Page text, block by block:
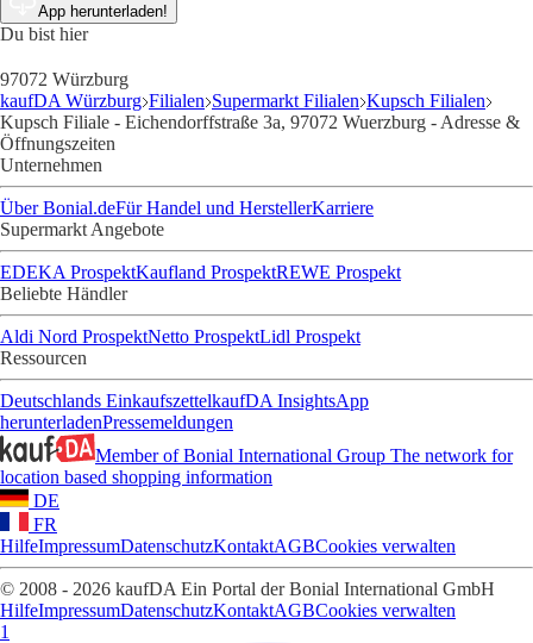
App herunterladen!
Du bist hier
97072 Würzburg
kaufDA Würzburg Filialen Supermarkt Filialen Kupsch Filialen
Kupsch Filiale - Eichendorffstraße 3a, 97072 Wuerzburg - Adresse &
Öffnungszeiten
Unternehmen
Über Bonial.deFür Handel und HerstellerKarriere
Supermarkt Angebote
EDEKA ProspektKaufland ProspektREWE Prospekt
Beliebte Händler
Aldi Nord ProspektNetto ProspektLidl Prospekt
Ressourcen
Deutschlands EinkaufszettelkaufDA InsightsApp
herunterladenPressemeldungen
Member of Bonial International Group The network for
location based shopping information
DE
FR
HilfeImpressumDatenschutzKontaktAGBCookies verwalten
© 2008 - 2026 kaufDA Ein Portal der Bonial International GmbH
HilfeImpressumDatenschutzKontaktAGBCookies verwalten
1